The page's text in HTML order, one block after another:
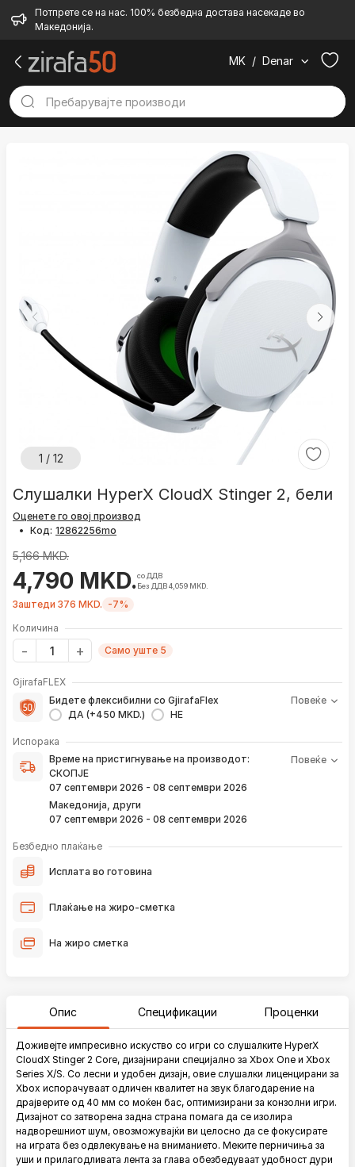
Потпрете се на нас. 100% безбедна достава насекаде во
Македонија.
MK / Denar
1 / 12
Слушалки HyperX CloudX Stinger 2, бели
Оценете го овој производ
• Код:
5,166 MKD.
4,790 MKD.со ДДВ
Без ДДВ 4,059 MKD.
Заштеди 376 MKD. -7%
Количина
Само уште 5
GjirafaFLEX
Бидете флексибилни со GjirafaFlex
ДА (+450 MKD.)
НЕ
Повеќе
Испорака
Време на пристигнување на производот:
СКОПЈЕ
07 септември 2026 - 08 септември 2026
Македонија, други
07 септември 2026 - 08 септември 2026
Повеќе
Време на пристигнување на производот е периодот од
моментот кога е направена верификација на вашата
нарачка и известувањето за верификација што го
добивате преку е-пошта или смс.
Ако нарачката е поставена сега, производот
пристигнува во временскиот рок наведен погоре.
Постојано ќе Ве известуваме преку е-пошта за
локацијата на вашата нарачка, како и кога истата ќе
до вашата адреса.
*Во 99% од случаите, производите пристигнуваат во временскиот
рок наведен погоре. Имајте в предвид дека меѓународните празници
Безбедно плаќање
Исплата во готовина
Плаќање на жиро-сметка
На жиро сметка
Опис Спецификации Проценки
Доживејте импресивно искуство со игри со слушалките HyperX
CloudX Stinger 2 Core, дизајнирани специјално за Xbox One и Xbox
Series X/S. Со лесни и удобен дизајн, овие слушалки лиценцирани за
Xbox испорачуваат одличен квалитет на звук благодарение на
драјверите од 40 мм со моќен бас, оптимизирани за конзолни игри.
Дизајнот со затворена задна страна помага да се изолира
надворешниот шум, овозможувајќи ви целосно да се фокусирате
на играта без одвлекување на вниманието. Меките перничиња за
уши и прилагодливата лента за глава обезбедуваат удобност дури